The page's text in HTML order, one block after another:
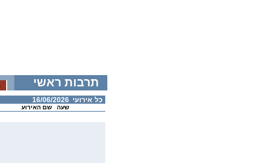
תרבות ראשי
כל אירועי
שם האירוע שעה